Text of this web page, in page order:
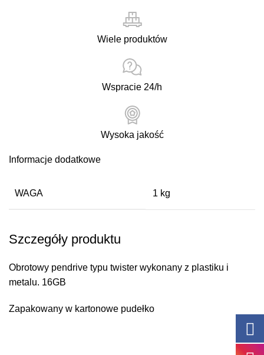
Wiele produktów
Wspracie 24/h
Wysoka jakość
Informacje dodatkowe
WAGA 1 kg
Szczegóły produktu
Obrotowy pendrive typu twister wykonany z plastiku i
metalu. 16GB
Zapakowany w kartonowe pudełko